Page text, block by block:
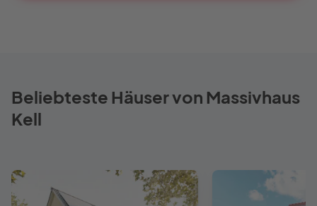
Beliebteste Häuser von Massivhaus
Kell